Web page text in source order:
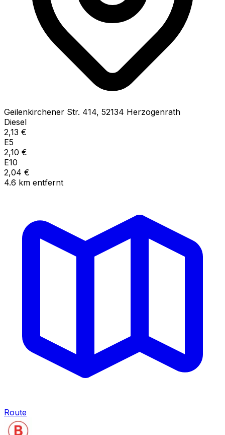
Geilenkirchener Str. 414, 52134 Herzogenrath
Diesel
2,13 €
E5
2,10 €
E10
2,04 €
4.6 km entfernt
Route